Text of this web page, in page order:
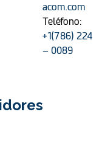
acom.com
Teléfono:
+1(786) 224
– 0089